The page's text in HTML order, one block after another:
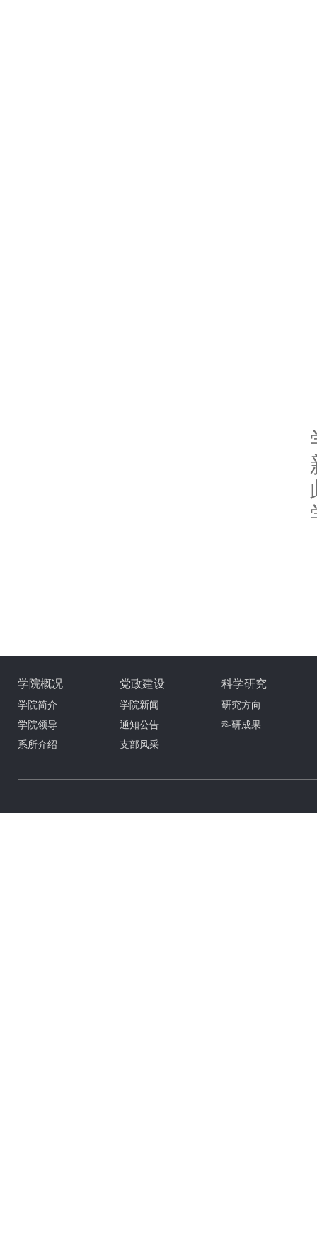
学院概况
学院简介
学院领导
系所介绍
党政建设
学院新闻
通知公告
支部风采
科学研究
研究方向
科研成果